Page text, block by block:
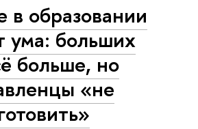
в образовании
ума: больших
больше, но
«не